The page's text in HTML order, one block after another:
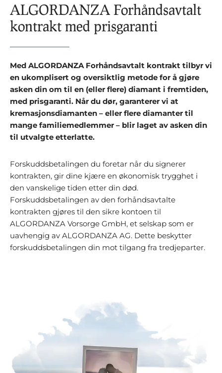
ALGORDANZA Forhåndsavtalt
kontrakt med prisgaranti
Med ALGORDANZA Forhåndsavtalt kontrakt tilbyr vi
en ukomplisert og oversiktlig metode for å gjøre
asken din om til en (eller flere) diamant i fremtiden,
med prisgaranti. Når du dør, garanterer vi at
kremasjonsdiamanten – eller flere diamanter til
mange familiemedlemmer – blir laget av asken din
til utvalgte etterlatte.
Forskuddsbetalingen du foretar når du signerer
kontrakten, gir dine kjære en økonomisk trygghet i
den vanskelige tiden etter din død.
Forskuddsbetalingen av den forhåndsavtalte
kontrakten gjøres til den sikre kontoen til
ALGORDANZA Vorsorge GmbH, et selskap som er
uavhengig av ALGORDANZA AG. Dette beskytter
forskuddsbetalingen din mot tilgang fra tredjeparter.